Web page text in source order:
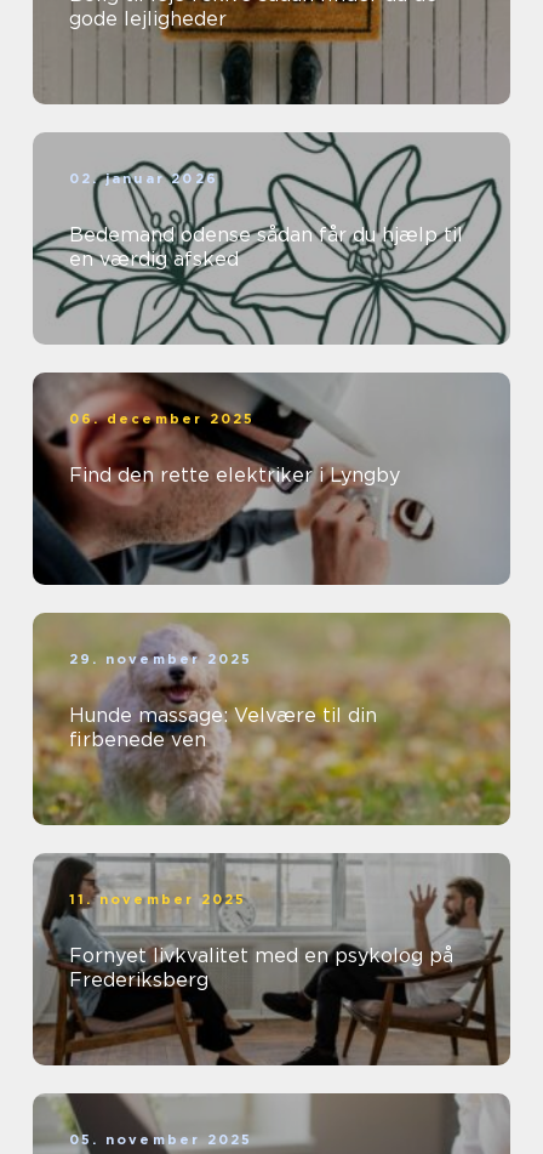
gode lejligheder
02. januar 2026
Bedemand odense sådan får du hjælp til
en værdig afsked
06. december 2025
Find den rette elektriker i Lyngby
29. november 2025
Hunde massage: Velvære til din
firbenede ven
11. november 2025
Fornyet livkvalitet med en psykolog på
Frederiksberg
05. november 2025